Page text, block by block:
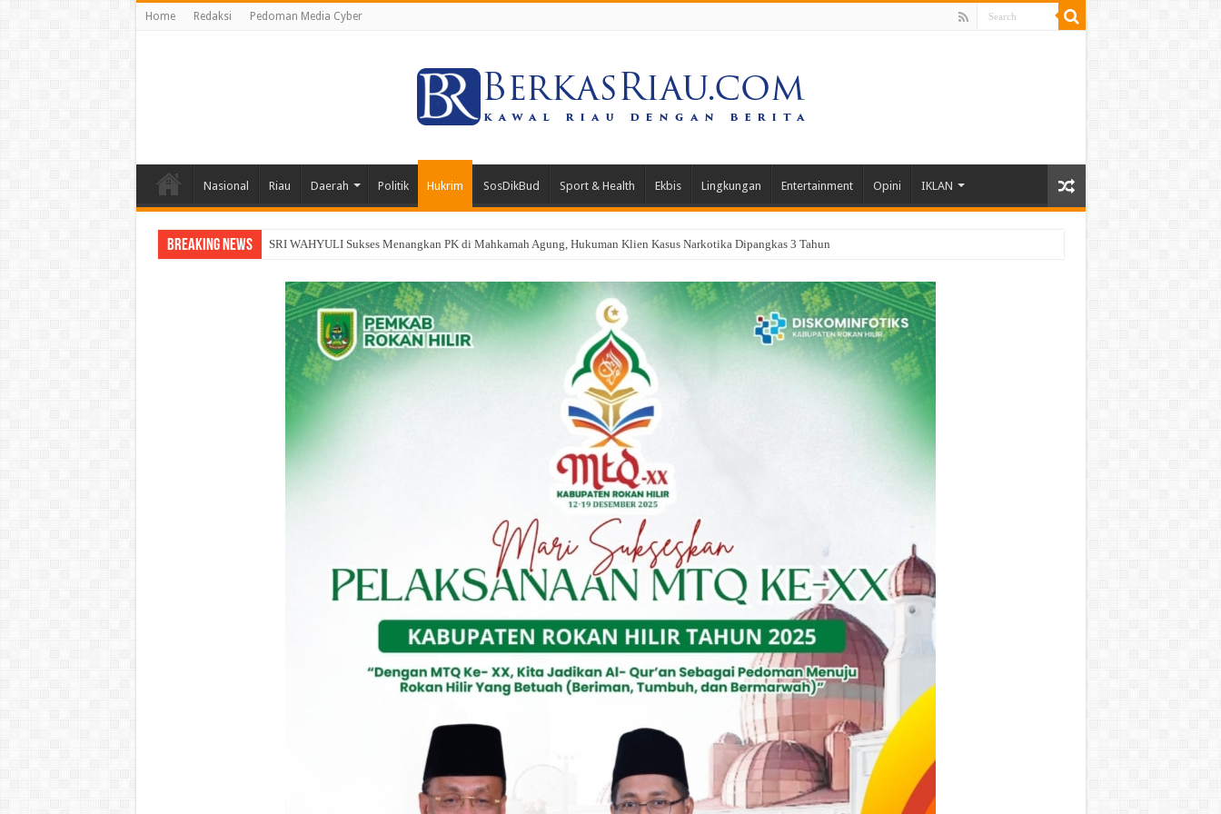
Home Redaksi Pedoman Media Cyber
Nasional Riau Daerah Politik Hukrim SosDikBud Sport & Health Ekbis Lingkungan Entertainment Opini IKLAN
Breaking News Siap Tempur Lawan Karhutla, Dandim 0321/Rohil Terjunkan 1 SST Dalam Apel Gabungan